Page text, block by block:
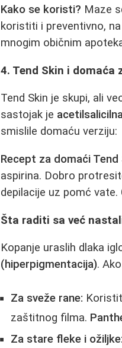
Kako se koristi? Maze
koristiti i preventivno,
mnogim običnim
4. Tend Skin i domaća
Tend Skin je skupi, ali
sastojak je
smislile domaću verziju:
Recept za domaći Tend
aspirina. Dobro
depilacije uz pomć
Šta raditi sa već
Kopanje uraslih dlaka
(hiperpigmentacija).
Za sveže rane:
zaštitnog filma.
Za stare fleke i ožiljke: